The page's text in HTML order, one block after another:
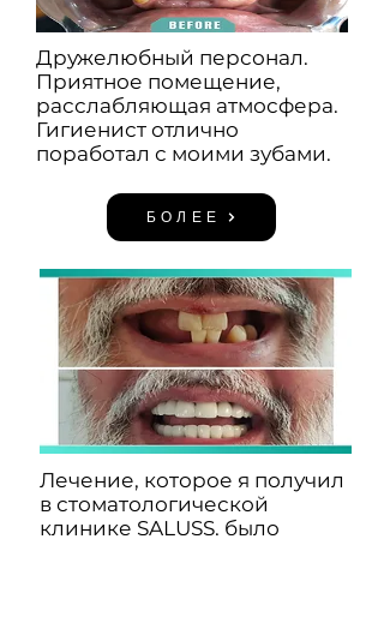
Дружелюбный персонал.
Приятное помещение,
расслабляющая атмосфера.
Гигиенист отлично
поработал с моими зубами.
БОЛЕЕ
Лечение, которое я получил
в стоматологической
клинике SALUSS, было